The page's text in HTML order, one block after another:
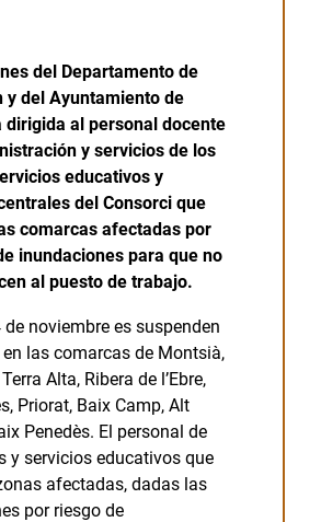
del Departamento de
y del Ayuntamiento de
dirigida al personal docente
y servicios de los
educativos y
del Consorci que
comarcas afectadas por
inundaciones para que no
al puesto de trabajo.
noviembre es suspenden
las comarcas de Montsià,
Alta, Ribera de l’Ebre,
Priorat, Baix Camp, Alt
Penedès. El personal de
y servicios educativos que
afectadas, dadas las
por riesgo de